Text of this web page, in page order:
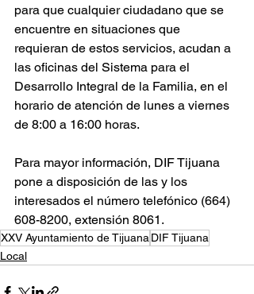
para que cualquier ciudadano que se
encuentre en situaciones que
requieran de estos servicios, acudan a
las oficinas del Sistema para el
Desarrollo Integral de la Familia, en el
horario de atención de lunes a viernes
de 8:00 a 16:00 horas.
Para mayor información, DIF Tijuana
pone a disposición de las y los
interesados el número telefónico (664)
608-8200, extensión 8061.
XXV Ayuntamiento de Tijuana DIF Tijuana
Local